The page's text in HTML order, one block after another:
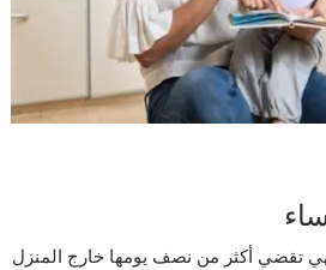
تقضي أكثر من نصف يومها خارج المنزل